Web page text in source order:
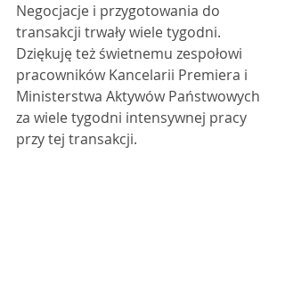
Negocjacje i przygotowania do
transakcji trwały wiele tygodni.
Dziękuję też świetnemu zespołowi
pracowników Kancelarii Premiera i
Ministerstwa Aktywów Państwowych
za wiele tygodni intensywnej pracy
przy tej transakcji.